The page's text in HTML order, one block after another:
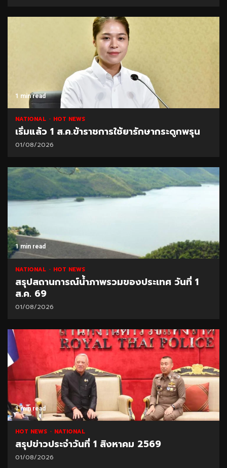
1 min read
NATIONAL HOT NEWS
เริ่มแล้ว 1 ส.ค.ข้าราชการใช้ยารักษากระดูกพรุน
01/08/2026
1 min read
NATIONAL HOT NEWS
สรุปสถานการณ์น้ำภาพรวมของประเทศ วันที่ 1
ส.ค. 69
01/08/2026
1 min read
HOT NEWS NATIONAL
สรุปข่าวประจำวันที่ 1 สิงหาคม 2569
01/08/2026